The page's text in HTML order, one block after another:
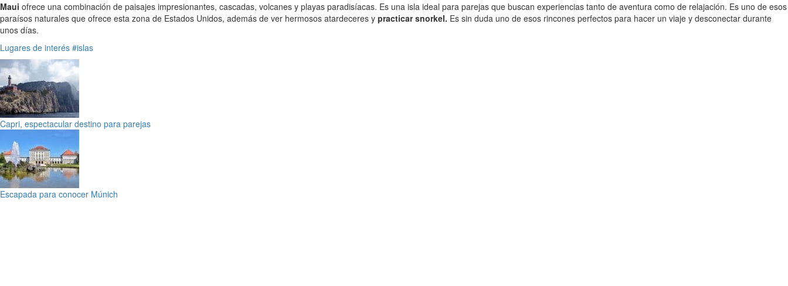
Maui ofrece una combinación de paisajes impresionantes, cascadas, volcanes y playas paradisíacas. Es una isla ideal para parejas que buscan experiencias tanto de aventura como de relajación. Es uno de esos
paraísos naturales que ofrece esta zona de Estados Unidos, además de ver hermosos atardeceres y practicar snorkel. Es sin duda uno de esos rincones perfectos para hacer un viaje y desconectar durante
unos días.
Lugares de interés #islas
Capri, espectacular destino para parejas
Escapada para conocer Múnich